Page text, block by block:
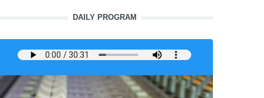
DAILY PROGRAM